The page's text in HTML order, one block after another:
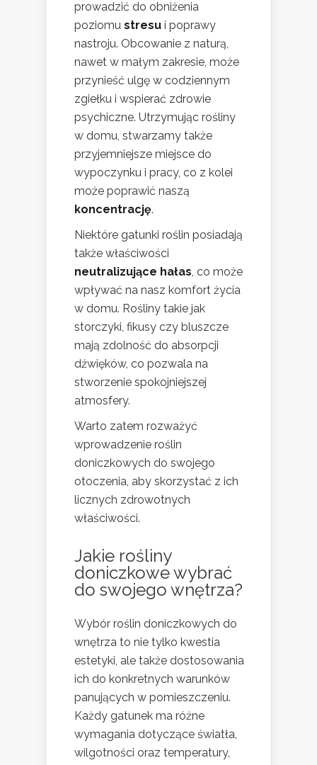
prowadzić do obniżenia
poziomu stresu i poprawy
nastroju. Obcowanie z naturą,
nawet w małym zakresie, może
przynieść ulgę w codziennym
zgiełku i wspierać zdrowie
psychiczne. Utrzymując rośliny
w domu, stwarzamy także
przyjemniejsze miejsce do
wypoczynku i pracy, co z kolei
może poprawić naszą
koncentrację.
Niektóre gatunki roślin posiadają
także właściwości
neutralizujące hałas, co może
wpływać na nasz komfort życia
w domu. Rośliny takie jak
storczyki, fikusy czy bluszcze
mają zdolność do absorpcji
dźwięków, co pozwala na
stworzenie spokojniejszej
atmosfery.
Warto zatem rozważyć
wprowadzenie roślin
doniczkowych do swojego
otoczenia, aby skorzystać z ich
licznych zdrowotnych
właściwości.
Jakie rośliny
doniczkowe wybrać
do swojego wnętrza?
Wybór roślin doniczkowych do
wnętrza to nie tylko kwestia
estetyki, ale także dostosowania
ich do konkretnych warunków
panujących w pomieszczeniu.
Każdy gatunek ma różne
wymagania dotyczące światła,
wilgotności oraz temperatury,